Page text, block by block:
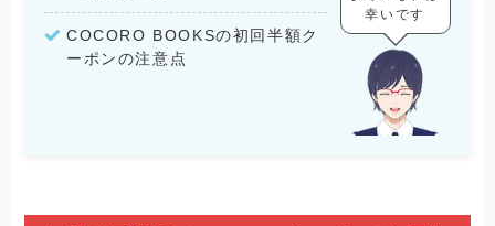
COCORO BOOKSの初回半額ク
ーポンの注意点
幸いです